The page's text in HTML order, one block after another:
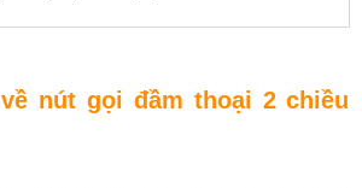
nút gọi đầm thoại 2 chiều